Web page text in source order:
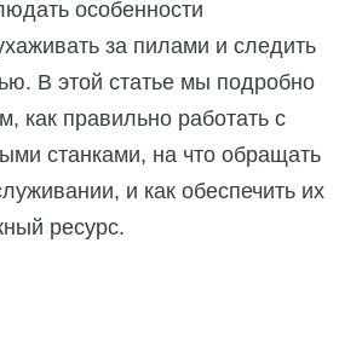
особенности
за пилами и следить
В этой статье мы подробно
как правильно работать с
станками, на что обращать
и как обеспечить их
ресурс.